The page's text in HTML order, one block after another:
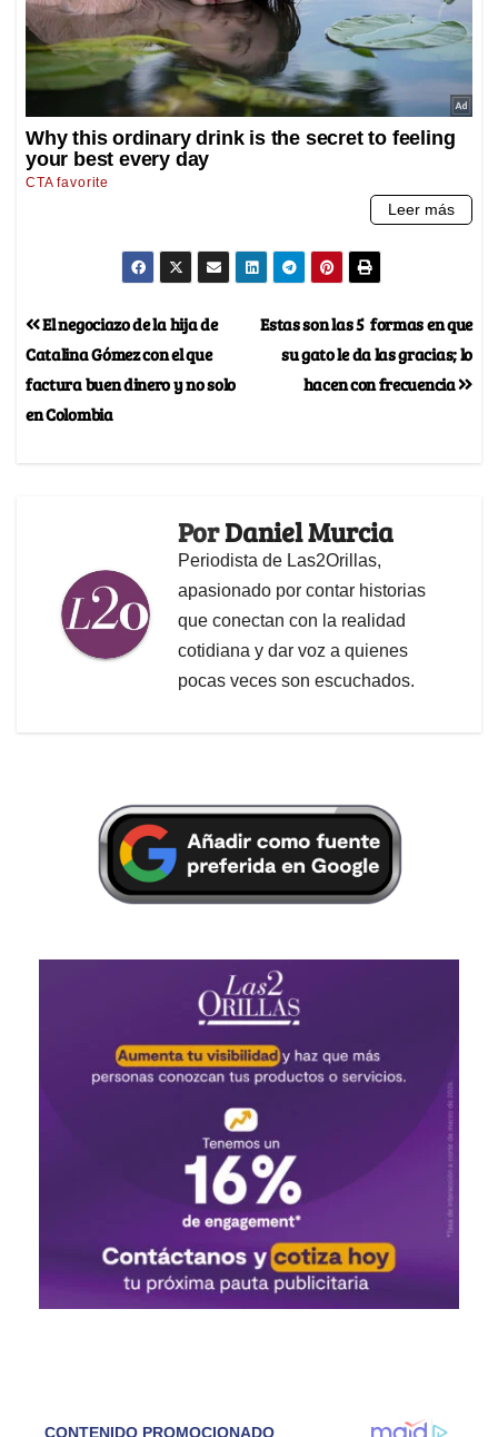
Estas son las 5 formas en que
su gato le da las gracias; lo
hacen con frecuencia
El negociazo de la hija de
Catalina Gómez con el que
factura buen dinero y no solo
en Colombia
PorDaniel Murcia
Periodista de Las2Orillas,
apasionado por contar historias
que conectan con la realidad
cotidiana y dar voz a quienes
pocas veces son escuchados.